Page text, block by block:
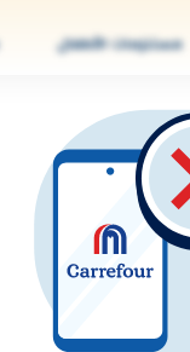
مستلزمات الأطفال